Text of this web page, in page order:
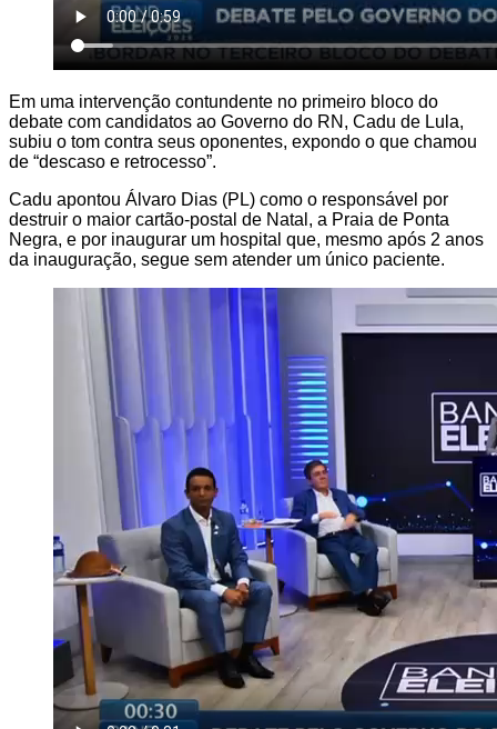
Em uma intervenção contundente no primeiro bloco do
debate com candidatos ao Governo do RN, Cadu de Lula,
subiu o tom contra seus oponentes, expondo o que chamou
de “descaso e retrocesso”.
Cadu apontou Álvaro Dias (PL) como o responsável por
destruir o maior cartão-postal de Natal, a Praia de Ponta
Negra, e por inaugurar um hospital que, mesmo após 2 anos
da inauguração, segue sem atender um único paciente.